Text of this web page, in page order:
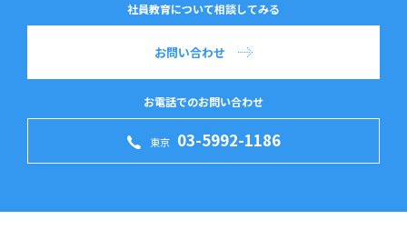
社員教育について相談してみる
お問い合わせ
お電話でのお問い合わせ
東京 03-5992-1186